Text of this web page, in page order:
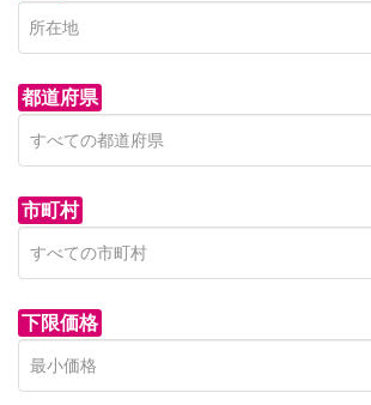
都道府県
市町村
下限価格